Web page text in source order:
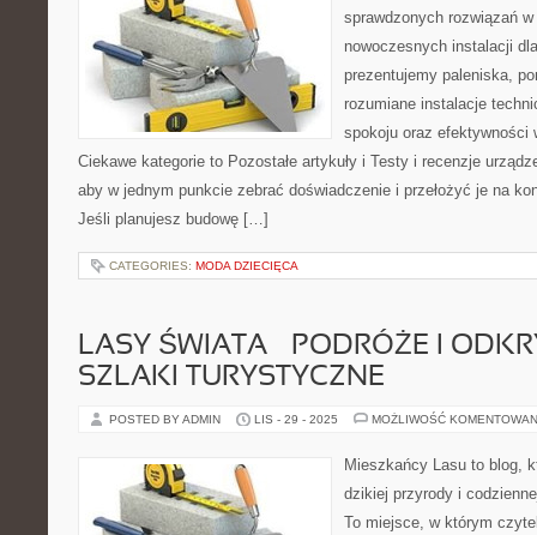
sprawdzonych rozwiązań
nowoczesnych instalacji
prezentujemy paleniska,
rozumiane instalacje
spokoju oraz efektywności
Ciekawe kategorie to Pozostałe artykuły i Testy i recenzje
aby w jednym punkcie zebrać doświadczenie i przełożyć je na
Jeśli planujesz budowę […]
CATEGORIES: MODA DZIECIĘCA
LASY ŚWIATA – PODRÓŻE I
SZLAKI TURYSTYCZNE
POSTED BY ADMIN LIS - 29 - 2025 MOŻLIWOŚĆ
Mieszkańcy Lasu to blog,
dzikiej przyrody i
To miejsce, w którym